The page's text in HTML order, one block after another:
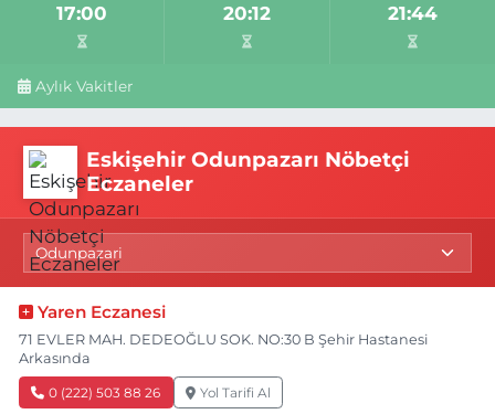
17:00 20:12 21:44
Aylık Vakitler
Eskişehir Odunpazarı Nöbetçi
Eczaneler
Yaren Eczanesi
71 EVLER MAH. DEDEOĞLU SOK. NO:30 B Şehir Hastanesi
Arkasında
0 (222) 503 88 26 Yol Tarifi Al